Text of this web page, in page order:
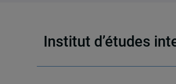
Institut d’études